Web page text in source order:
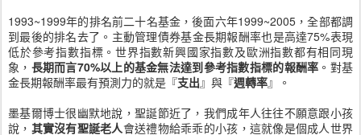
1993~1999年的排名前二十名基金，後面六年1999~2005，全部都調
到最後的排名去了。主動管理債券基金長期報酬率也是高達75%表現
低於參考指數指標。世界指數新興國家指數及歐洲指數都有相同現
象， 長期而言70%以上的基金無法達到參考指數指標的報酬率 。對基
金長期報酬率最有預測力的就是『支出』與『週轉率』。
墨基爾博士很幽默地說，聖誕節近了，我們成年人往往不願意跟小孩
說， 其實沒有聖誕老人會送禮物給乖乖的小孩，這就像是個成人世界